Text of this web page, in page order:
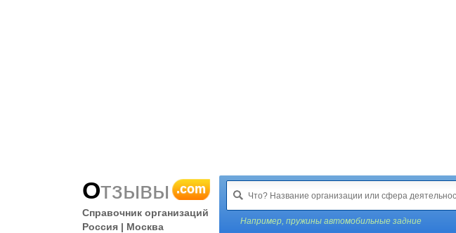
Отзывы .com
Справочник организаций
Россия | Москва
Например, пружины автомобильные задние